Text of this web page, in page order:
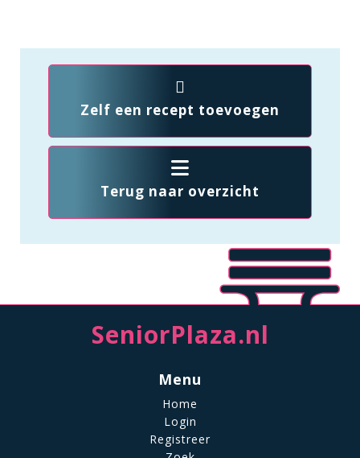
Zelf een recept toevoegen
Terug naar overzicht
SeniorPlaza.nl
Menu
Home
Login
Registreer